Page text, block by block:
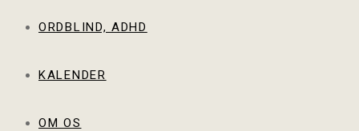
ORDBLIND, ADHD
KALENDER
OM OS